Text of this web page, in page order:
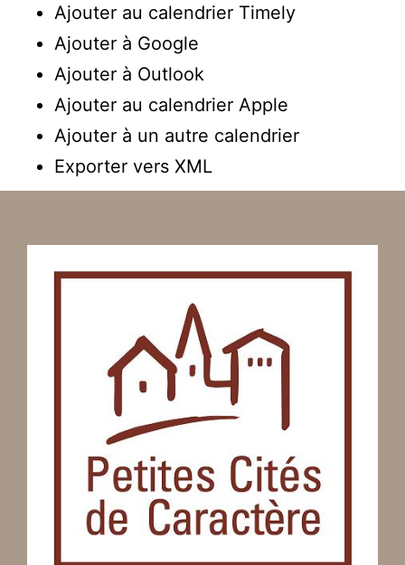
Ajouter au calendrier Timely
Ajouter à Google
Ajouter à Outlook
Ajouter au calendrier Apple
Ajouter à un autre calendrier
Exporter vers XML